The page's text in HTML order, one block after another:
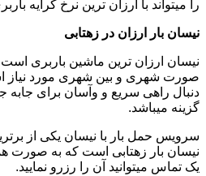
را میتواند با ارزان ترین نرخ کرایه
نیسان بار ارزان در زهتابی
نیسان ارزان ترین ماشین باربری است
صورت شهری و بین شهری مورد نیاز
دنبال راهی سریع و وآسان برای جابه
گزینه میباشد.
سرویس حمل بار با نیسان یکی از
نیسان بار زهتابی است که به صورت
یک تماس میتوانید آن را رزرو نمایید.